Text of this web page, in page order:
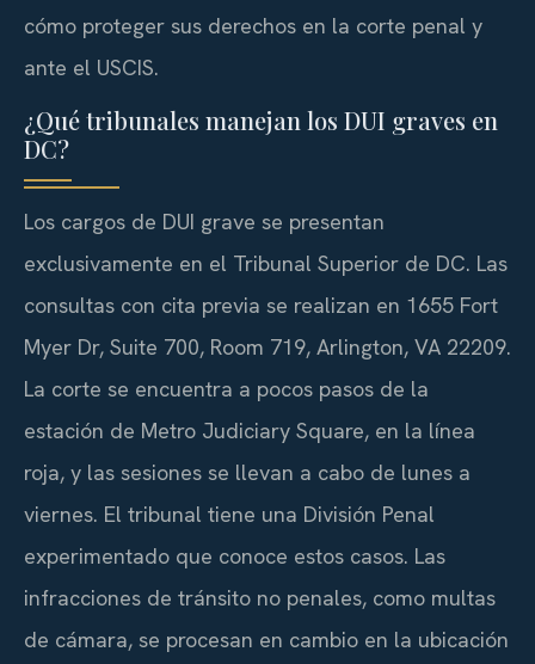
cómo proteger sus derechos en la corte penal y
ante el USCIS.
¿Qué tribunales manejan los DUI graves en
DC?
Los cargos de DUI grave se presentan
exclusivamente en el Tribunal Superior de DC. Las
consultas con cita previa se realizan en 1655 Fort
Myer Dr, Suite 700, Room 719, Arlington, VA 22209.
La corte se encuentra a pocos pasos de la
estación de Metro Judiciary Square, en la línea
roja, y las sesiones se llevan a cabo de lunes a
viernes. El tribunal tiene una División Penal
experimentado que conoce estos casos. Las
infracciones de tránsito no penales, como multas
de cámara, se procesan en cambio en la ubicación